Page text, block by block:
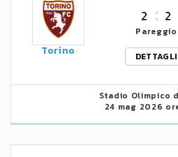
Torino
2 2
Pareggio
DETTAGLI
Stadio Olimpico
24 mag 2026